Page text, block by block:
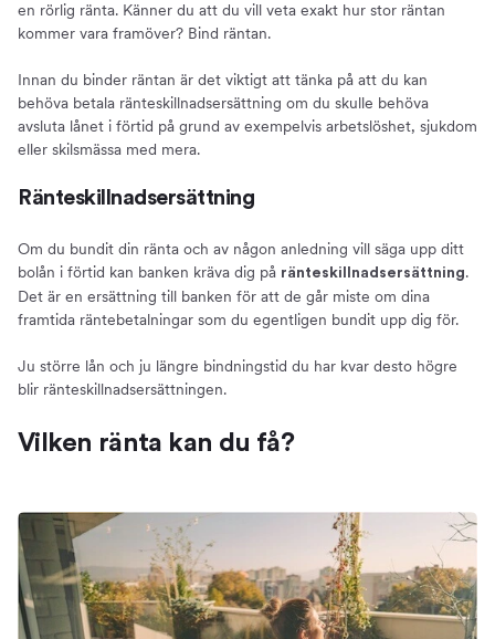
en rörlig ränta. Känner du att du vill veta exakt hur stor räntan
kommer vara framöver? Bind räntan.
Innan du binder räntan är det viktigt att tänka på att du kan
behöva betala ränteskillnadsersättning om du skulle behöva
avsluta lånet i förtid på grund av exempelvis arbetslöshet, sjukdom
eller skilsmässa med mera.
Ränteskillnadsersättning
Om du bundit din ränta och av någon anledning vill säga upp ditt
bolån i förtid kan banken kräva dig på ränteskillnadsersättning.
Det är en ersättning till banken för att de går miste om dina
framtida räntebetalningar som du egentligen bundit upp dig för.
Ju större lån och ju längre bindningstid du har kvar desto högre
blir ränteskillnadsersättningen.
Vilken ränta kan du få?